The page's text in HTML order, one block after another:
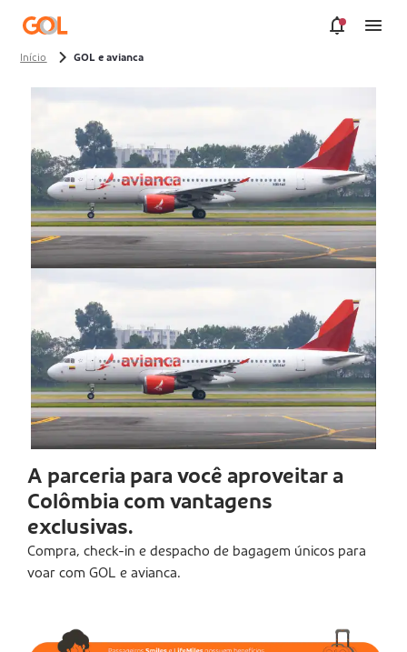
Pular para o Conteúdo principal
Início GOL e avianca
A parceria para você aproveitar a
Colômbia com vantagens
exclusivas.
Compra, check-in e despacho de bagagem únicos para
voar com GOL e avianca.